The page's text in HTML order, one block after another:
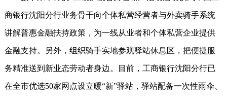
商银行沈阳分行业务骨干向个体私营经营者与外卖骑手系统
讲解普惠金融扶持政策，为一线从业者和个体私营企业提供
金融支持。另外，组织骑手实地参观驿站休息区，把便捷服
务精准送到新业态劳动者身边。目前，工商银行沈阳分行已
在全市优选50家网点设立暖“新”驿站，驿站配备一次性雨伞、